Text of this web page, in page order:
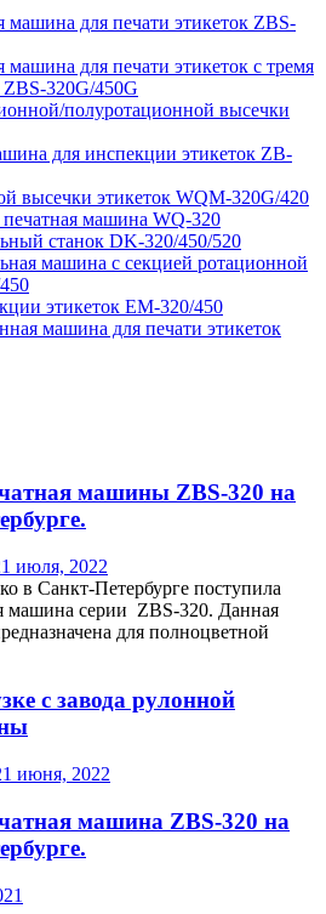
машина для печати этикеток ZBS-
машина для печати этикеток с тремя
320G/450G
полуротационной высечки
для инспекции этикеток ZB-
высечки этикеток WQM-320G/420
машина WQ-320
станок DK-320/450/520
машина с секцией ротационной
этикеток EM-320/450
машина для печати этикеток
машины ZBS-320 на
1 июля, 2022
в Санкт-Петербурге поступила
машина серии ZBS-320. Данная
для полноцветной
с завода рулонной
1 июня, 2022
машина ZBS-320 на